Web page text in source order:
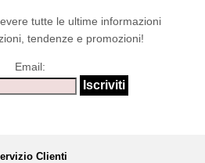
tutte le ultime informazioni
tendenze e promozioni!
Email:
Clienti